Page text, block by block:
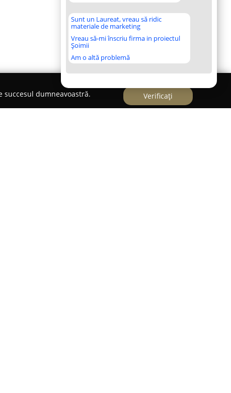
Sunt un Laureat, vreau să ridic
materiale de marketing
Vreau să-mi înscriu firma in proiectul
Șoimii
Am o altă problemă
dumneavoastră.
Verificați